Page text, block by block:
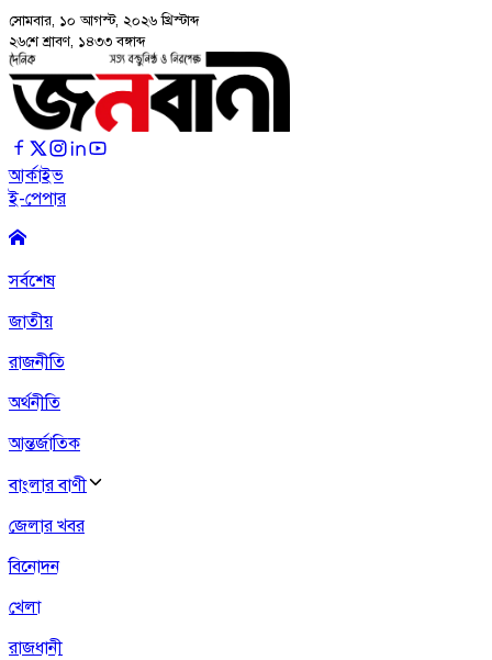
সোমবার, ১০ আগস্ট, ২০২৬ খ্রিস্টাব্দ
২৬শে শ্রাবণ, ১৪৩৩ বঙ্গাব্দ
আর্কাইভ
ই-পেপার
সর্বশেষ
জাতীয়
রাজনীতি
অর্থনীতি
আন্তর্জাতিক
বাংলার বাণী
জেলার খবর
বিনোদন
খেলা
রাজধানী